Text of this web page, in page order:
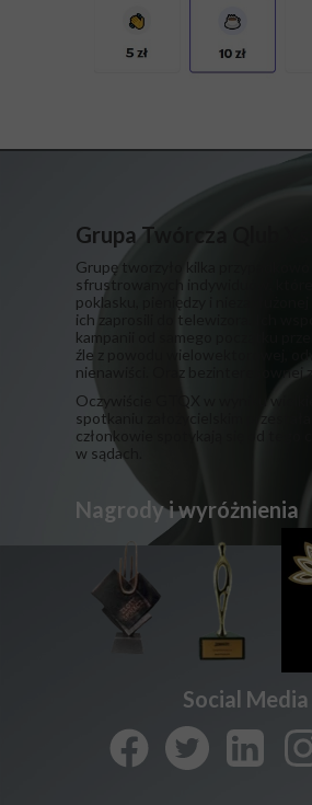
Grupa Twórcza Qlub
Grupę tworzyło kilka przypadkowo
sfrustrowanych indywiduów, które
poklasku, pieniędzy i niezasłużonej
ich zaprosili do telewizora. Ich
kampanii od samego początku
źle z powodu wielowektorowej,
nienawiści. Oraz bezinteresownej
​Oczywiście GTQX w wyniku
spotkaniu założycielskim przestała
członkowie spotykają się od tego
w sądach.
Social Media
Nagrody i wyróżnienia